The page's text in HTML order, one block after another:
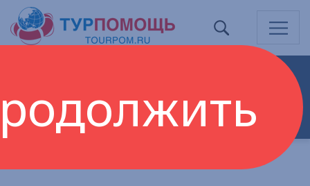
РАБОЧИЕ ОРГАНЫ АССОЦИАЦИИ
ДОКУМЕНТЫ АССОЦИАЦИИ
КОНТАКТЫ